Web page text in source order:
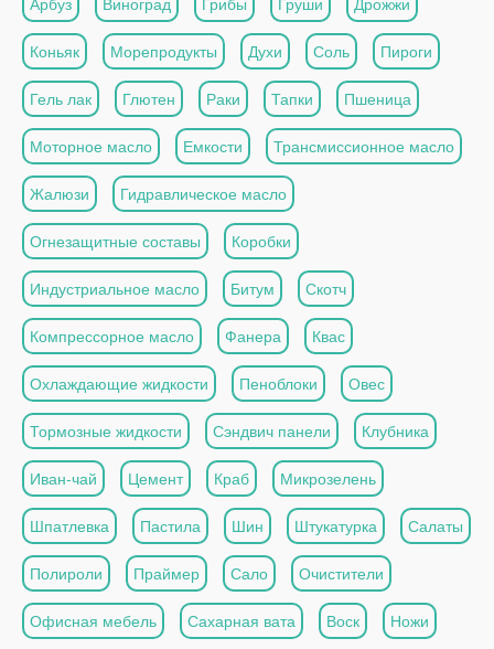
Коньяк Морепродукты Духи Соль Пироги
Гель лак Глютен Раки Тапки Пшеница
Моторное масло Емкости Трансмиссионное масло
Жалюзи Гидравлическое масло
Огнезащитные составы Коробки
Индустриальное масло Битум Скотч
Компрессорное масло Фанера Квас
Охлаждающие жидкости Пеноблоки Овес
Тормозные жидкости Сэндвич панели Клубника
Иван-чай Цемент Краб Микрозелень
Шпатлевка Пастила Шин Штукатурка Салаты
Полироли Праймер Сало Очистители
Офисная мебель Сахарная вата Воск Ножи